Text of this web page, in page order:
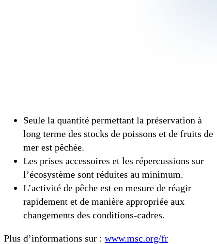
Seule la quantité permettant la préservation à
long terme des stocks de poissons et de fruits de
mer est pêchée.
Les prises accessoires et les répercussions sur
l’écosystème sont réduites au minimum.
L’activité de pêche est en mesure de réagir
rapidement et de manière appropriée aux
changements des conditions-cadres.
Plus d’informations sur : www.msc.org/fr